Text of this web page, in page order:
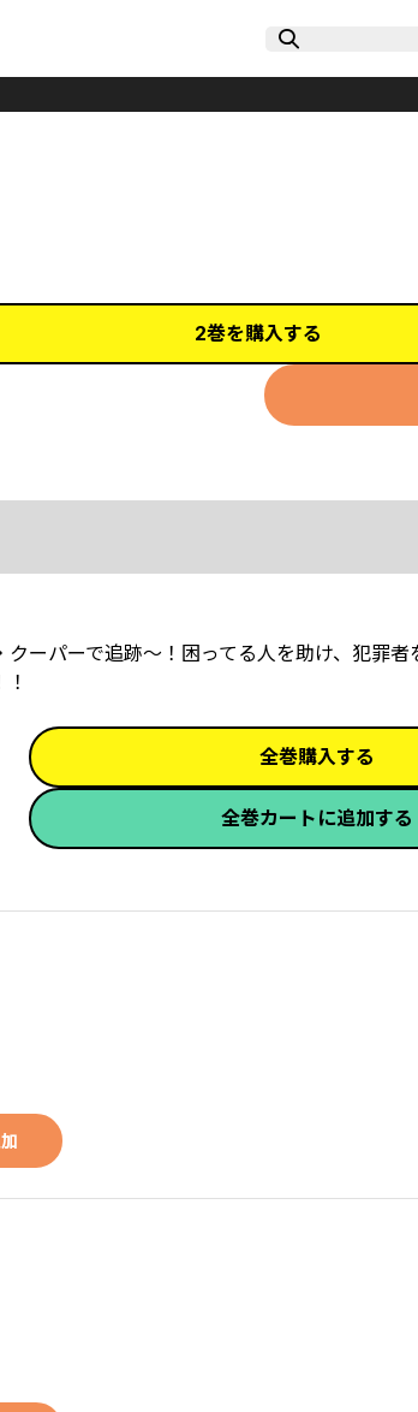
2巻を購入する
ーパーで追跡～！困ってる人を助け、犯罪
全巻購入する
全巻カートに追加する